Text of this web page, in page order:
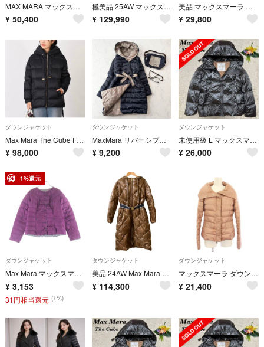
MAX MARA マックスマーラ ダウンジャケット THE CUBE フード付き
¥ 50,400
極美品 25AW マックスマーラ SPACEFE リバーシブル ダウンジャケット
¥ 129,990
美品 マックスマーラ MaxMara SEIPA ロングダウンコート 38グレー
¥ 29,800
ダウンジャケット
Max Mara The Cube FELICE フェリーチェ ダウンコート
¥ 98,000
ダウンジャケット
MaxMara リバーシブル ダウンコート 36 紺ベージュ ベルト付 ポーチ付
¥ 9,200
ダウンジャケット
未使用級 L マックスマーラ ザキューブ 光沢 グレー シベリアダウンジャケット
¥ 26,000
1%還元
ダウンジャケット
Max Mara マックスマーラ WEEKEND ウィークエンド ライトダウンジャケット パープル MM 54860569 074 002
¥ 3,153
31円相当還元 (1%)
ダウンジャケット
美品 24AW Max Mara マックスマーラ THE CUBE ナイロン ロング フーデッドダウンコート サイズ36 ブラウン レディース 古着 中古 USED
¥ 114,300
ダウンジャケット
マックスマーラ ダウンジャケット アウター ショート丈 38 ピンク /KH
¥ 21,400